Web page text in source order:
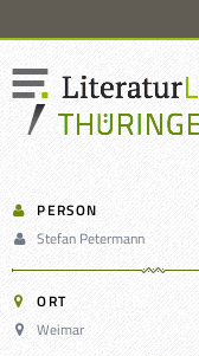
PERSON
Stefan Petermann
ORT
Weimar